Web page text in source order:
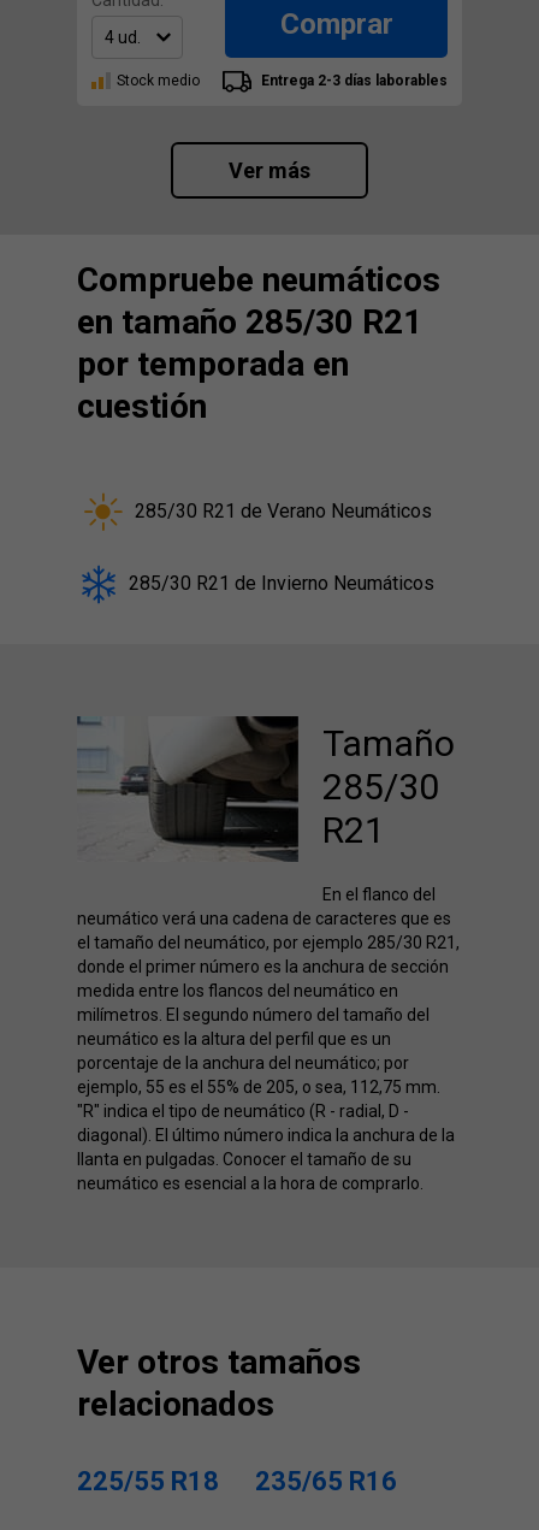
Comprar
Stock medio Entrega 2-3 días laborables
Ver más
Compruebe neumáticos
en tamaño 285/30 R21
por temporada en
cuestión
285/30 R21 de Verano Neumáticos
285/30 R21 de Invierno Neumáticos
Tamaño
285/30
R21
En el flanco del
neumático verá una cadena de caracteres que es
el tamaño del neumático, por ejemplo 285/30 R21,
donde el primer número es la anchura de sección
medida entre los flancos del neumático en
milímetros. El segundo número del tamaño del
neumático es la altura del perfil que es un
porcentaje de la anchura del neumático; por
ejemplo, 55 es el 55% de 205, o sea, 112,75 mm.
"R" indica el tipo de neumático (R - radial, D -
diagonal). El último número indica la anchura de la
llanta en pulgadas. Conocer el tamaño de su
neumático es esencial a la hora de comprarlo.
Ver otros tamaños
relacionados
225/55 R18 235/65 R16